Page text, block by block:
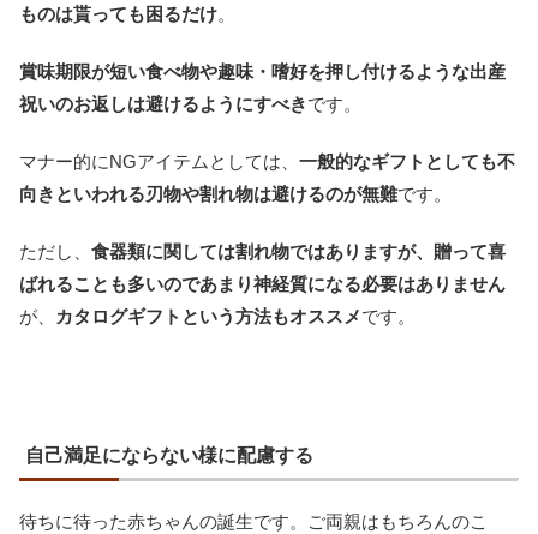
ものは貰っても困るだけ。
賞味期限が短い食べ物や趣味・嗜好を押し付けるような出産
祝いのお返しは避けるようにすべきです。
マナー的にNGアイテムとしては、 一般的なギフトとしても不
向きといわれる刃物や割れ物は避けるのが無難です。
ただし、 食器類に関しては割れ物ではありますが、贈って喜
ばれることも多いのであまり神経質になる必要はありません
が、
カタログギフトという方法もオススメです。
自己満足にならない様に配慮する
待ちに待った赤ちゃんの誕生です。ご両親はもちろんのこ